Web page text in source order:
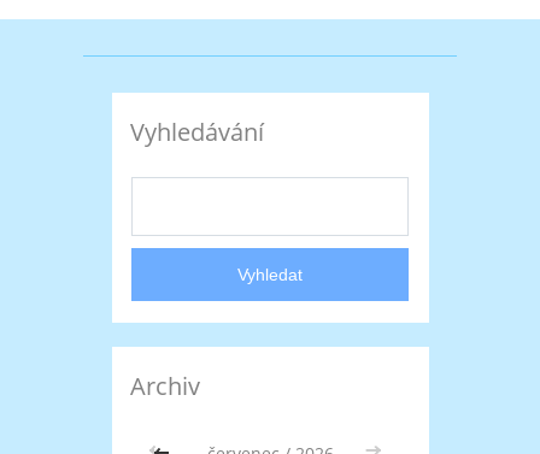
Vyhledávání
Archiv